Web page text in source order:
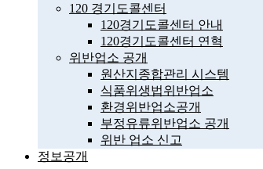
120 경기도콜센터
120경기도콜센터 안내
120경기도콜센터 연혁
위반업소 공개
원산지종합관리 시스템
식품위생법위반업소
환경위반업소공개
부정유류위반업소 공개
위반 업소 신고
정보공개